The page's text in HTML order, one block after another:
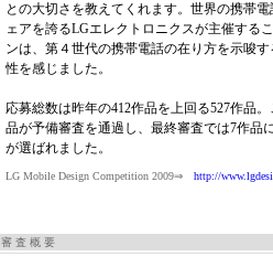
との大切さを教えてくれます。世界の携帯
ェアを誇るLGエレクトロニクスが主催する
ンは、第４世代の携帯電話の在り方を示唆
性を感じました。
応募総数は昨年の412作品を上回る527作品
品が予備審査を通過し、最終審査では7作品
が選ばれました。
LG Mobile Design Competition 2009⇒ http://
審 査 概 要